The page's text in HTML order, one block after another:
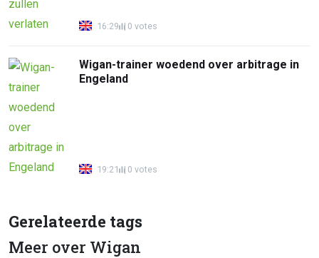
16:29 0 votes
Wigan-trainer woedend over arbitrage in
Engeland
19:21 0 votes
Gerelateerde tags
Meer over Wigan